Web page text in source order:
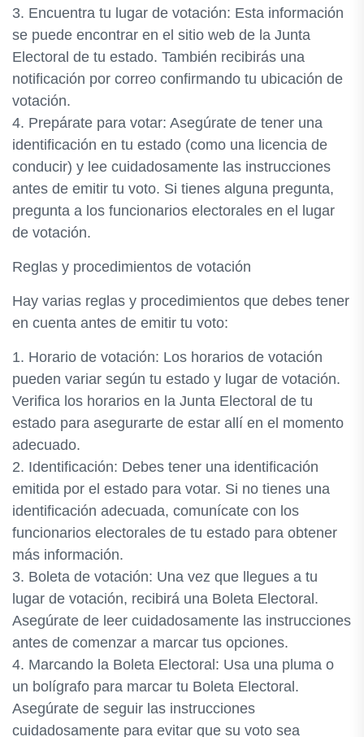
3. Encuentra tu lugar de votación: Esta información
se puede encontrar en el sitio web de la Junta
Electoral de tu estado. También recibirás una
notificación por correo confirmando tu ubicación de
votación.
4. Prepárate para votar: Asegúrate de tener una
identificación en tu estado (como una licencia de
conducir) y lee cuidadosamente las instrucciones
antes de emitir tu voto. Si tienes alguna pregunta,
pregunta a los funcionarios electorales en el lugar
de votación.
Reglas y procedimientos de votación
Hay varias reglas y procedimientos que debes tener
en cuenta antes de emitir tu voto:
1. Horario de votación: Los horarios de votación
pueden variar según tu estado y lugar de votación.
Verifica los horarios en la Junta Electoral de tu
estado para asegurarte de estar allí en el momento
adecuado.
2. Identificación: Debes tener una identificación
emitida por el estado para votar. Si no tienes una
identificación adecuada, comunícate con los
funcionarios electorales de tu estado para obtener
más información.
3. Boleta de votación: Una vez que llegues a tu
lugar de votación, recibirá una Boleta Electoral.
Asegúrate de leer cuidadosamente las instrucciones
antes de comenzar a marcar tus opciones.
4. Marcando la Boleta Electoral: Usa una pluma o
un bolígrafo para marcar tu Boleta Electoral.
Asegúrate de seguir las instrucciones
cuidadosamente para evitar que su voto sea